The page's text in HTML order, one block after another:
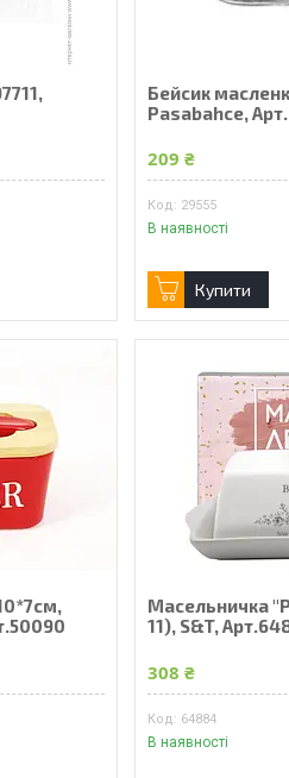
Бейсик
Pasabahce,
209 ₴
29555
В наявності
Купити
Масельничка
11), S&T,
308 ₴
64884
В наявності